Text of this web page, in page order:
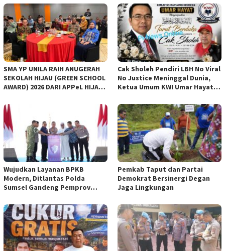
SMA YP UNILA RAIH ANUGERAH
SEKOLAH HIJAU (GREEN SCHOOL
AWARD) 2026 DARI APPeL HIJAU
Cak Sholeh Pendiri LBH No Viral
No Justice Meninggal Dunia,
Ketua Umum KWI Umar Hayat
Wujudkan Layanan BPKB
Modern, Ditlantas Polda
Sumsel Gandeng Pemprov
Pemkab Taput dan Partai
Demokrat Bersinergi Degan
Jaga Lingkungan